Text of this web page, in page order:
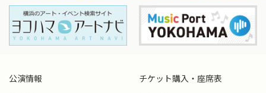
公演情報
チケット購入・座席表